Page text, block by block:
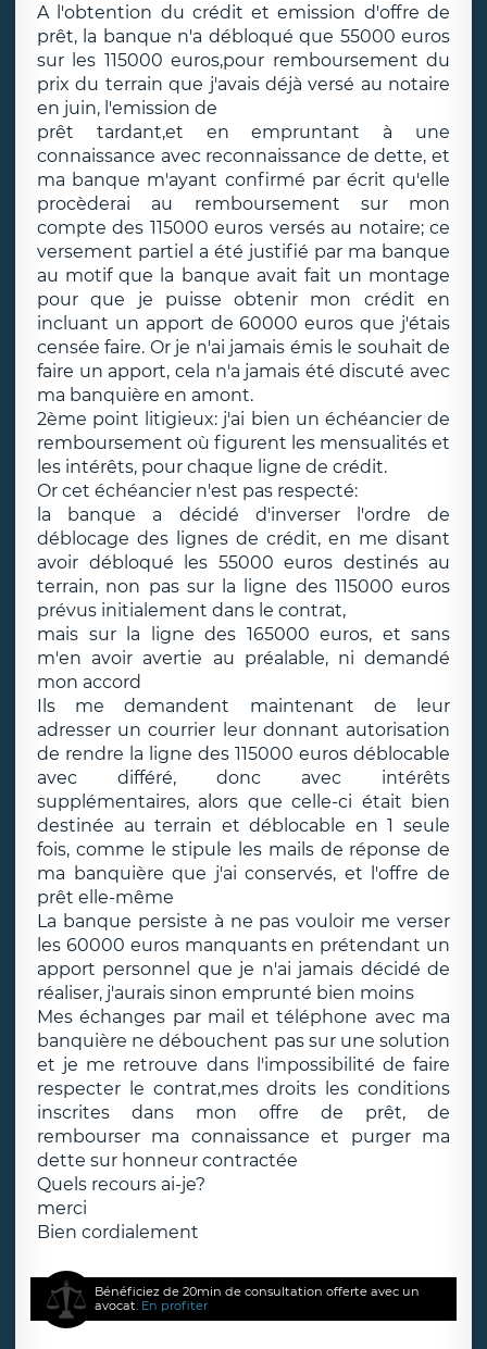
A l'obtention du crédit et emission d'offre de
prêt, la banque n'a débloqué que 55000 euros
sur les 115000 euros,pour remboursement du
prix du terrain que j'avais déjà versé au notaire
en juin, l'emission de
prêt tardant,et en empruntant à une
connaissance avec reconnaissance de dette, et
ma banque m'ayant confirmé par écrit qu'elle
procèderai au remboursement sur mon
compte des 115000 euros versés au notaire; ce
versement partiel a été justifié par ma banque
au motif que la banque avait fait un montage
pour que je puisse obtenir mon crédit en
incluant un apport de 60000 euros que j'étais
censée faire. Or je n'ai jamais émis le souhait de
faire un apport, cela n'a jamais été discuté avec
ma banquière en amont.
2ème point litigieux: j'ai bien un échéancier de
remboursement où figurent les mensualités et
les intérêts, pour chaque ligne de crédit.
Or cet échéancier n'est pas respecté:
la banque a décidé d'inverser l'ordre de
déblocage des lignes de crédit, en me disant
avoir débloqué les 55000 euros destinés au
terrain, non pas sur la ligne des 115000 euros
prévus initialement dans le contrat,
mais sur la ligne des 165000 euros, et sans
m'en avoir avertie au préalable, ni demandé
mon accord
Ils me demandent maintenant de leur
adresser un courrier leur donnant autorisation
de rendre la ligne des 115000 euros déblocable
avec différé, donc avec intérêts
supplémentaires, alors que celle-ci était bien
destinée au terrain et déblocable en 1 seule
fois, comme le stipule les mails de réponse de
ma banquière que j'ai conservés, et l'offre de
prêt elle-même
La banque persiste à ne pas vouloir me verser
les 60000 euros manquants en prétendant un
apport personnel que je n'ai jamais décidé de
réaliser, j'aurais sinon emprunté bien moins
Mes échanges par mail et téléphone avec ma
banquière ne débouchent pas sur une solution
et je me retrouve dans l'impossibilité de faire
respecter le contrat,mes droits les conditions
inscrites dans mon offre de prêt, de
rembourser ma connaissance et purger ma
dette sur honneur contractée
Quels recours ai-je?
merci
Bien cordialement
Bénéficiez de 20min de consultation offerte avec un
avocat. En profiter